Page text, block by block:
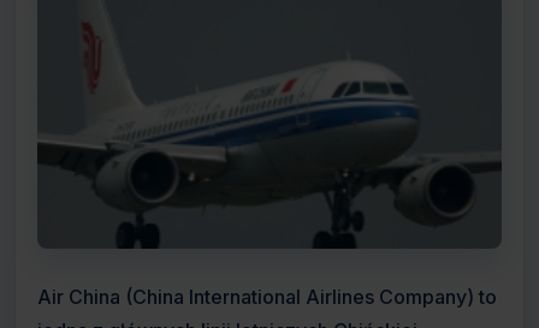
Air China (China International Airlines Company) to